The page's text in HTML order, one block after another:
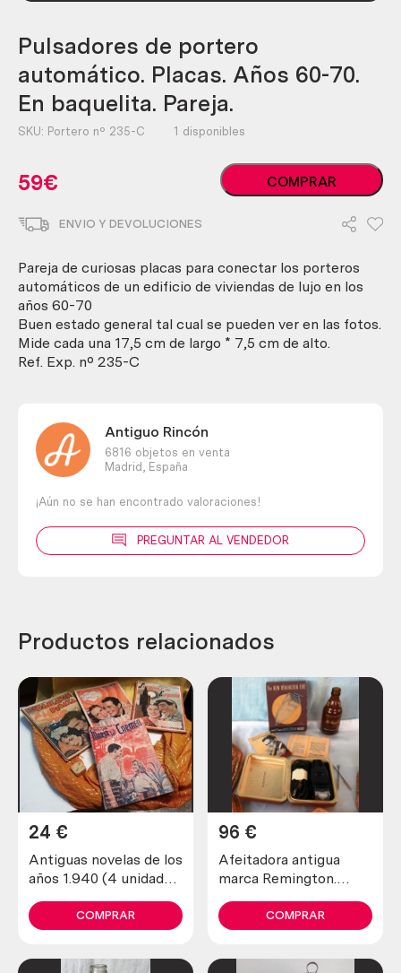
Pulsadores de portero
automático. Placas. Años 60-70.
En baquelita. Pareja.
SKU: Portero nº 235-C 1 disponibles
59€
Pulsadores
de
Años
60-
En
baquelita.
COMPRAR
ENVIO Y DEVOLUCIONES
Pareja de curiosas placas para conectar los porteros
automáticos de un edificio de viviendas de lujo en los
años 60-70
Buen estado general tal cual se pueden ver en las fotos.
Mide cada una 17,5 cm de largo * 7,5 cm de alto.
Ref. Exp. nº 235-C
Antiguo Rincón
6816 objetos en venta
Madrid,
España
¡Aún no se han encontrado valoraciones!
PREGUNTAR AL VENDEDOR
Productos relacionados
Antiguas novelas de los
años 1.940 (4 unidades
24 €
COMPRAR
Afeitadora antigua
marca Remington.
colección
96 €
COMPRAR